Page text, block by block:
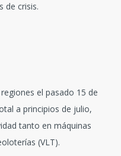
de crisis.
el pasado 15 de
a principios de julio,
tanto en máquinas
(VLT).